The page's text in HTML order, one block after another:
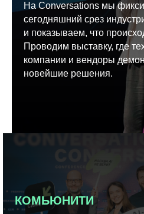
На Conversations мы
сегодняшний срез
и показываем, что
Проводим выставку, где
компании и вендоры
новейшие решения.
КОМЬЮНИТИ